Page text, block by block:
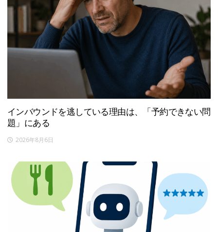
インバウンドを逃している理由は、「予約できない問
題」にある
2026年8月6日